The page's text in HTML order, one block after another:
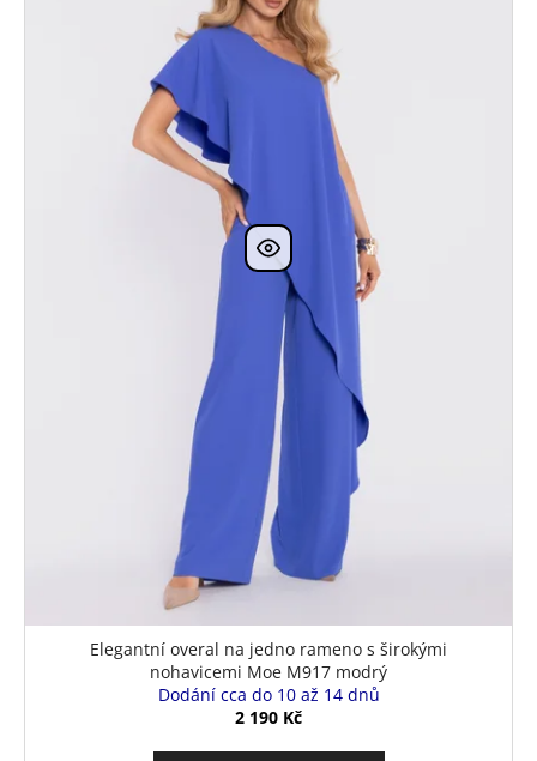
Elegantní overal na jedno rameno s širokými
nohavicemi Moe M917 modrý
Dodání cca do 10 až 14 dnů
2 190 Kč